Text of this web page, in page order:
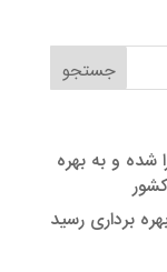
شده و به بهره
برداری رسید